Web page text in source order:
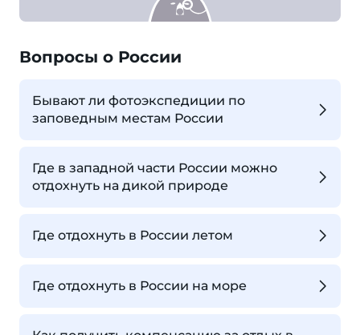
Вопросы о России
Бывают ли фотоэкспедиции по
заповедным местам России
Где в западной части России можно
отдохнуть на дикой природе
Где отдохнуть в России летом
Где отдохнуть в России на море